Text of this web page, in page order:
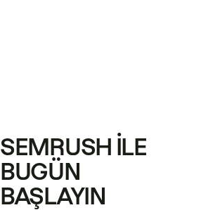
SEMRUSH ILE
BUGÜN
BAŞLAYIN